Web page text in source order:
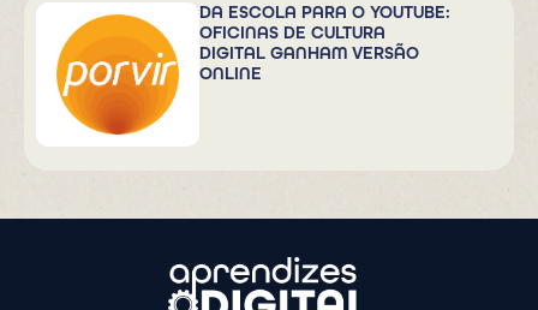
DA ESCOLA PARA O YOUTUBE:
OFICINAS DE CULTURA
DIGITAL GANHAM VERSÃO
ONLINE